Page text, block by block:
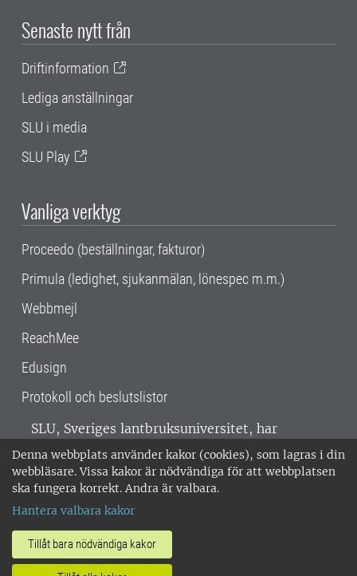
Denna webbplats använder kakor (cookies), som lagras i din
webbläsare. Vissa kakor är nödvändiga för att webbplatsen
ska fungera korrekt. Andra är valbara.
Hantera valbara kakor
Tillåt bara nödvändiga kakor
Senaste nytt från
Driftinformation
Lediga anställningar
SLU i media
SLU Play
Vanliga verktyg
Proceedo (beställningar, fakturor)
Primula (ledighet, sjukanmälan, lönespec m.m.)
Webbmejl
ReachMee
Edusign
Protokoll och beslutslistor
SLU, Sveriges lantbruksuniversitet, har
verksamhet över hela Sverige. Huvudorter är
Alnarp, Uppsala och Umeå.SLU är
miljöcertifierat enligt ISO 14001. •
018-67 10 00 • Org nr: 202100-2817 •
Om SLU:s webbplatser
•Hantera kakor•Behandling av